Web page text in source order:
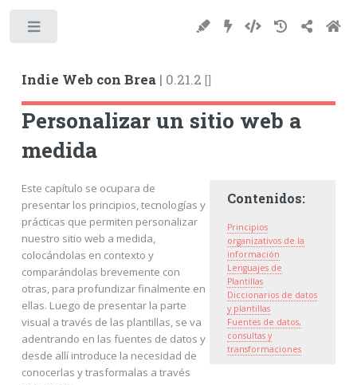
Indie Web con Brea| 0.21.2 []
Personalizar un sitio web a
medida
Contenidos:
Principios
organizativos de la
información
Lenguajes de
Plantillas
Diccionarios de datos
y plantillas
Fuentes de datos,
consultas y
transformaciones
Este capítulo se ocupara de
presentar los principios, tecnologías y
prácticas que permiten personalizar
nuestro sitio web a medida,
colocándolas en contexto y
comparándolas brevemente con
otras, para profundizar finalmente en
ellas. Luego de presentar la parte
visual a través de las plantillas, se va
adentrando en las fuentes de datos y
desde allí introduce la necesidad de
conocerlas y trasformalas a través